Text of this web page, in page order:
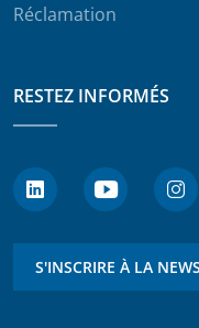
Réclamation
RESTEZ INFORMÉS
S'INSCRIRE À LA